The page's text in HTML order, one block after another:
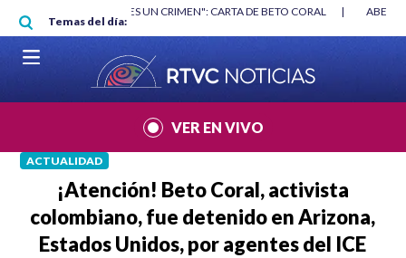
Pasar al contenido principal
Temas del día:
"HABLAR NO ES UN CRIMEN": CARTA DE BETO CORAL |
VER EN VIVO
ACTUALIDAD
¡Atención! Beto Coral, activista
colombiano, fue detenido en Arizona,
Estados Unidos, por agentes del ICE